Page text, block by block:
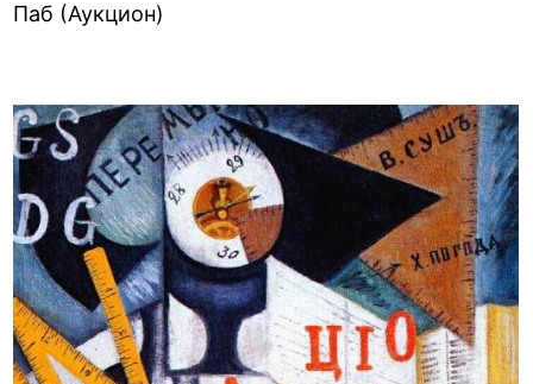
Паб (Аукцион)